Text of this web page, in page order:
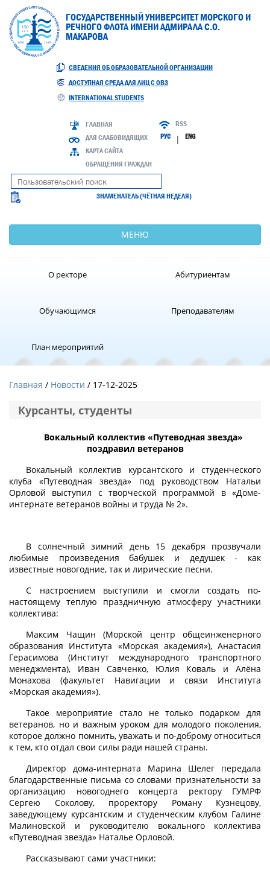
ГОСУДАРСТВЕННЫЙ УНИВЕРСИТЕТ МОРСКОГО И
РЕЧНОГО ФЛОТА ИМЕНИ АДМИРАЛА С.О.
МАКАРОВА
СВЕДЕНИЯ ОБ ОБРАЗОВАТЕЛЬНОЙ ОРГАНИЗАЦИИ
ДОСТУПНАЯ СРЕДА ДЛЯ ЛИЦ С ОВЗ
INTERNATIONAL STUDENTS
ГЛАВНАЯ
ДЛЯ СЛАБОВИДЯЩИХ
КАРТА САЙТА
ОБРАЩЕНИЯ ГРАЖДАН
RSS
РУС | ENG
ЗНАМЕНАТЕЛЬ (ЧЁТНАЯ НЕДЕЛЯ)
МЕНЮ
О ректоре Абитуриентам
Обучающимся Преподавателям
План мероприятий
Главная Новости / 17-12-2025
Курсанты, студенты
Вокальный коллектив «Путеводная звезда»
поздравил ветеранов
Вокальный коллектив курсантского и студенческого
клуба «Путеводная звезда» под руководством Натальи
Орловой выступил с творческой программой в «Доме-
интернате ветеранов войны и труда № 2».
В солнечный зимний день 15 декабря прозвучали
любимые произведения бабушек и дедушек - как
известные новогодние, так и лирические песни.
С настроением выступили и смогли создать по-
настоящему теплую праздничную атмосферу участники
коллектива:
Максим Чащин (Морской центр общеинженерного
образования Института «Морская академия»), Анастасия
Герасимова (Институт международного транспортного
менеджмента), Иван Савченко, Юлия Коваль и Алёна
Монахова (факультет Навигации и связи Института
«Морская академия»).
Такое мероприятие стало не только подарком для
ветеранов, но и важным уроком для молодого поколения,
которое должно помнить, уважать и по-доброму относиться
к тем, кто отдал свои силы ради нашей страны.
Директор дома-интерната Марина Шелег передала
благодарственные письма со словами признательности за
организацию новогоднего концерта ректору ГУМРФ
Сергею Соколову, проректору Роману Кузнецову,
заведующему курсантским и студенческим клубом Галине
Малиновской и руководителю вокального коллектива
«Путеводная звезда» Наталье Орловой.
Рассказывают сами участники: